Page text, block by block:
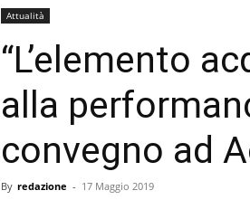
Attualità
“L’elemento
alla
convegno ad
By redazione - 17 Maggio 2019